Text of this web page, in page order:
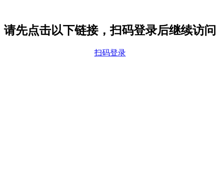
请先点击以下链接，扫码登录后继续访问
扫码登录